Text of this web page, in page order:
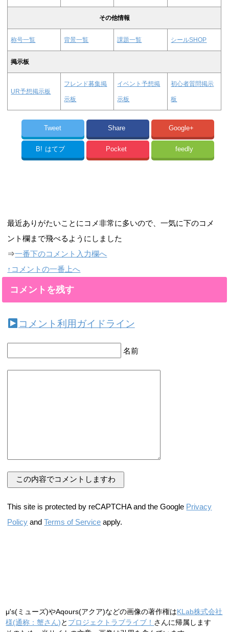
その他情報
称号一覧 背景一覧 課題一覧 シールSHOP
掲示板
UR予想掲示板
フレンド募集掲
示板
イベント予想掲
示板
初心者質問掲示
板
Tweet Share Google+
B! はてブ Pocket feedly
最近ありがたいことにコメ非常に多いので、一気に下のコメ
ント欄まで飛べるようにしました
⇒一番下のコメント入力欄へ
↑コメントの一番上へ
コメントを残す
コメント利用ガイドライン
名前
This site is protected by reCAPTCHA and the Google Privacy
Policy andTerms of Service apply.
μ's(ミューズ)やAqours(アクア)などの画像の著作権はKLab株式会社
様(通称：蟹さん)と プロジェクトラブライブ！ さんに帰属します